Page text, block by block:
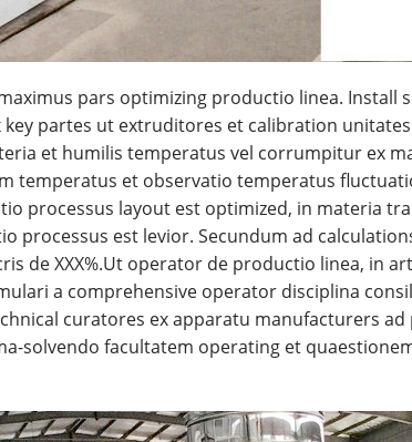
pars optimizing productio linea. Install
partes ut extruditores et calibration
et humilis temperatus vel corrumpitur ex
et observatio temperatus fluctuatio
processus layout est optimized, in materia
est levior. Secundum ad
de XXX%.Ut operator de productio linea, in
a comprehensive operator disciplina
curatores ex apparatu manufacturers
solvendo facultatem operating et